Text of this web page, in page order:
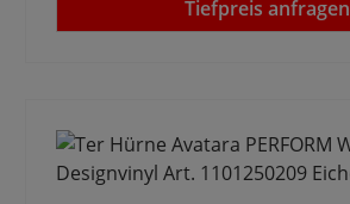
Tiefpreis anfragen